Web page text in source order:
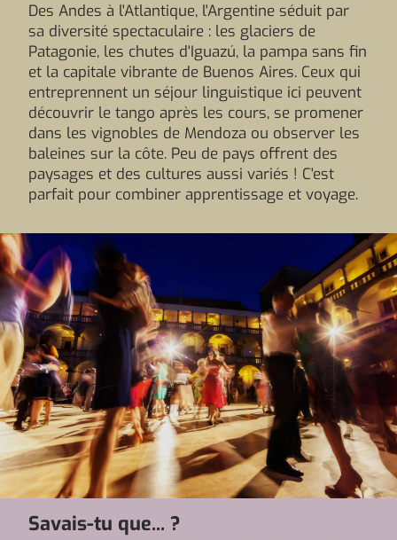
Des Andes à l'Atlantique, l'Argentine séduit par
sa diversité spectaculaire : les glaciers de
Patagonie, les chutes d'Iguazú, la pampa sans fin
et la capitale vibrante de Buenos Aires. Ceux qui
entreprennent un séjour linguistique ici peuvent
découvrir le tango après les cours, se promener
dans les vignobles de Mendoza ou observer les
baleines sur la côte. Peu de pays offrent des
paysages et des cultures aussi variés ! C'est
parfait pour combiner apprentissage et voyage.
Savais-tu que... ?